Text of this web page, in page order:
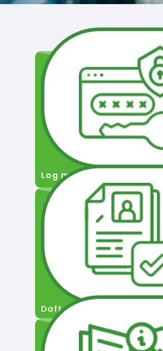
Log masuk
Daftar Pengguna